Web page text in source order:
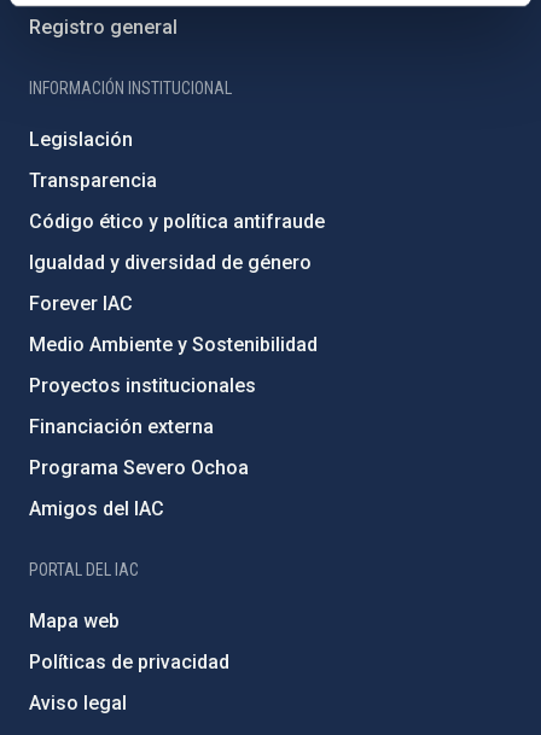
Registro general
INFORMACIÓN INSTITUCIONAL
Legislación
Transparencia
Código ético y política antifraude
Igualdad y diversidad de género
Forever IAC
Medio Ambiente y Sostenibilidad
Proyectos institucionales
Financiación externa
Programa Severo Ochoa
Amigos del IAC
PORTAL DEL IAC
Mapa web
Políticas de privacidad
Aviso legal